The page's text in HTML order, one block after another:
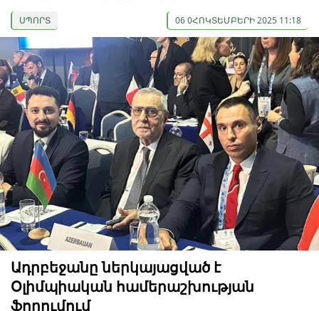
ՍՊՈՐՏ 06 0ՀՈԿՏԵՄԲԵՐԻ 2025 11:18
Ադրբեջանը ներկայացված է
Օլիմպիական համերաշխության
ֆորումում